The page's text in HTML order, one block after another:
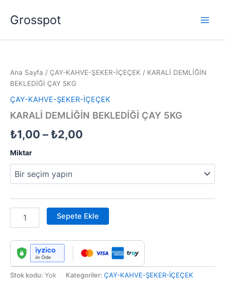
atlaGrosspot
Ana Sayfa / ÇAY-KAHVE-ŞEKER-İÇEÇEK / KARALİ DEMLİĞİN
BEKLEDİĞİ ÇAY 5KG
ÇAY-KAHVE-ŞEKER-İÇEÇEK
KARALİ DEMLİĞİN BEKLEDİĞİ ÇAY 5KG
₺1,00 – ₺2,00
aralığı:
-
₺2,00
Miktar
ÇAY
5KG
adet
Sepete Ekle
Stok kodu: Yok Kategoriler: ÇAY-KAHVE-ŞEKER-İÇEÇEK